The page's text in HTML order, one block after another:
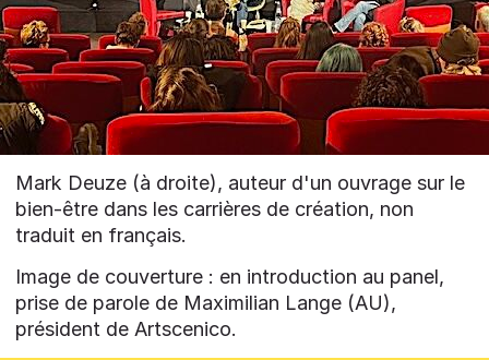
Mark Deuze (à droite), auteur d'un ouvrage sur le
bien-être dans les carrières de création, non
traduit en français.
Image de couverture : en introduction au panel,
prise de parole de Maximilian Lange (AU),
président de Artscenico.